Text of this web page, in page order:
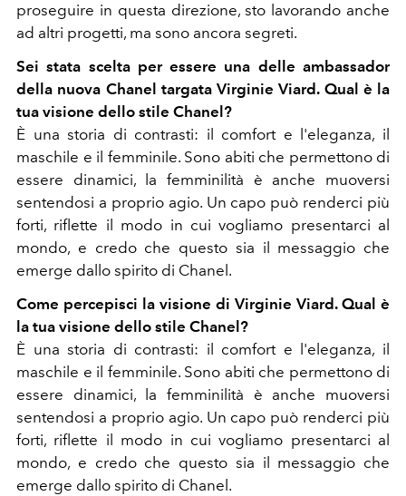
proseguire in questa direzione, sto lavorando anche
ad altri progetti, ma sono ancora segreti.
Sei stata scelta per essere una delle ambassador
della nuova Chanel targata Virginie Viard. Qual è la
tua visione dello stile Chanel?
È una storia di contrasti: il comfort e l'eleganza, il
maschile e il femminile. Sono abiti che permettono di
essere dinamici, la femminilità è anche muoversi
sentendosi a proprio agio. Un capo può renderci più
forti, riflette il modo in cui vogliamo presentarci al
mondo, e credo che questo sia il messaggio che
emerge dallo spirito di Chanel.
Come percepisci la visione di Virginie Viard. Qual è
la tua visione dello stile Chanel?
È una storia di contrasti: il comfort e l'eleganza, il
maschile e il femminile. Sono abiti che permettono di
essere dinamici, la femminilità è anche muoversi
sentendosi a proprio agio. Un capo può renderci più
forti, riflette il modo in cui vogliamo presentarci al
mondo, e credo che questo sia il messaggio che
emerge dallo spirito di Chanel.